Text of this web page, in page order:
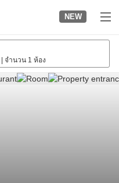
NEW
จำนวน 1 ห้อง